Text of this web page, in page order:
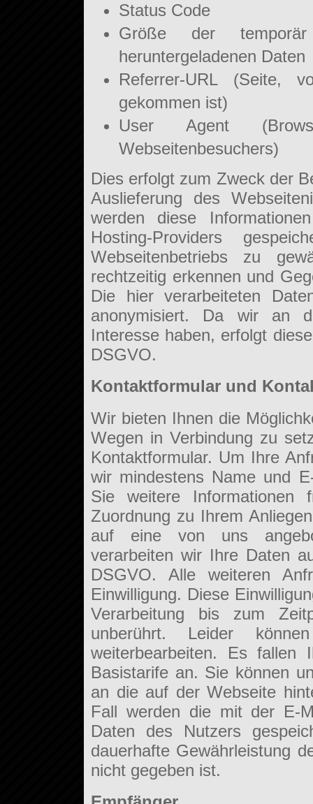
Status Code
Größe der
heruntergeladenen Daten
Referrer-URL (Seite,
gekommen ist)
User Agent
Webseitenbesuchers)
Dies erfolgt zum Zweck der
Auslieferung des
werden diese
Hosting-Providers
Webseitenbetriebs zu
rechtzeitig erkennen und
Die hier verarbeiteten
anonymisiert. Da wir an
Interesse haben, erfolgt
DSGVO.
Kontaktformular und
Wir bieten Ihnen die
Wegen in Verbindung zu
Kontaktformular. Um Ihre
wir mindestens Name und
Sie weitere Informationen
Zuordnung zu Ihrem
auf eine von uns
verarbeiten wir Ihre Daten
DSGVO. Alle weiteren
Einwilligung. Diese
Verarbeitung bis zum
unberührt. Leider
weiterbearbeiten. Es fallen
Basistarife an. Sie können
an die auf der Webseite
Fall werden die mit der E-
Daten des Nutzers
dauerhafte Gewährleistung
nicht gegeben ist.